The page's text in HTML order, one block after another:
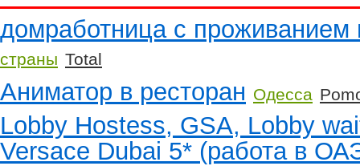
домработница с проживанием
страны Total
Аниматор в ресторан Одесса
Lobby Hostess, GSA, Lobby
Versace Dubai 5* (работа в